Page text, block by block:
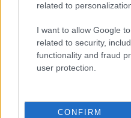
related to
I want to allow Google
related to security,
functionality and fraud
user protection.
CONFIRM